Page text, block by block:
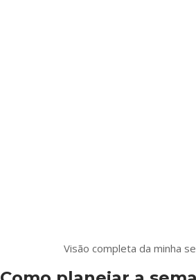
Visão completa da minha